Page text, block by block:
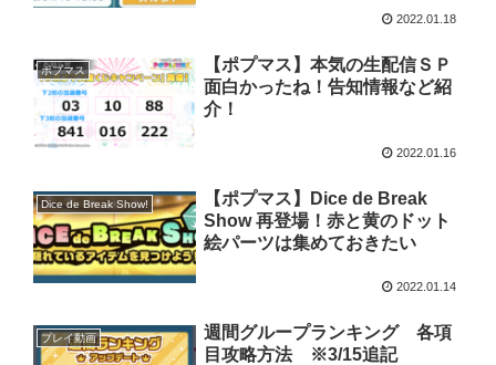
2022.01.18
ポプマス
【ポプマス】本気の生配信ＳＰ
面白かったね！告知情報など紹
介！
2022.01.16
Dice de Break Show!
【ポプマス】Dice de Break
Show 再登場！赤と黄のドット
絵パーツは集めておきたい
2022.01.14
プレイ動画
週間グループランキング 各項
目攻略方法 ※3/15追記